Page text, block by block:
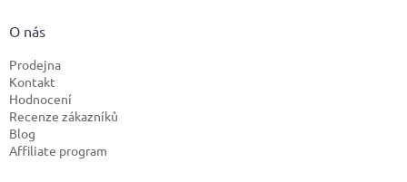
O nás
Prodejna
Kontakt
Hodnocení
Recenze zákazníků
Blog
Affiliate program